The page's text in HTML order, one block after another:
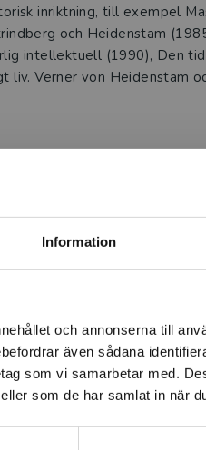
Information
och annonserna till
även sådana
som vi samarbetar med.
som de har samlat in när
fraktregion
du besöker
Vi erbjuder inte
slutföra ett köp måste
vara i Sverige.Läs mer
inriktning, till exempel
och Heidenstam
intellektuell (1990), Den
liv. Verner von Heidenstam
Produkter